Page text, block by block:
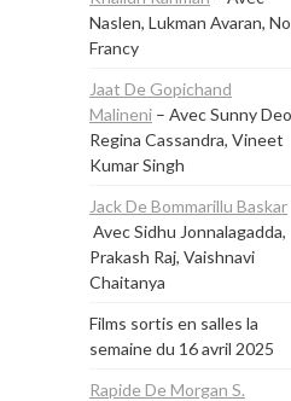
Naslen, Lukman Avaran,
Francy
Jaat De Gopichand
Malineni – Avec Sunny
Regina Cassandra, Vineet
Kumar Singh
Jack De Bommarillu Baskar
Avec Sidhu Jonnalagadda,
Prakash Raj, Vaishnavi
Chaitanya
Films sortis en salles la
semaine du 16 avril 2025
Rapide De Morgan S.